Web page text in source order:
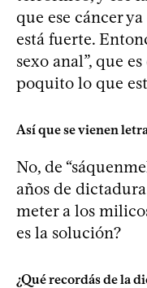
que ese cáncer
está fuerte.
sexo anal”, que
poquito lo que
Así que se vienen
No, de
años de
meter a los
es la solución?
¿Qué recordás de la